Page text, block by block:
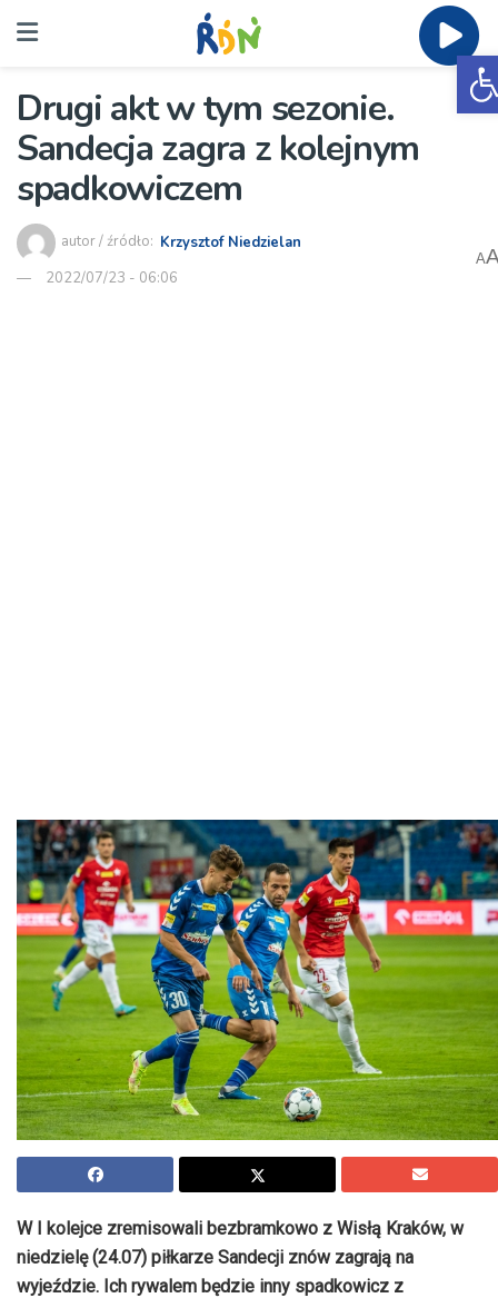
Drugi akt w tym sezonie.
Sandecja zagra z kolejnym
spadkowiczem
autor / źródło: Krzysztof Niedzielan
2022/07/23 - 06:06
A
W I kolejce zremisowali bezbramkowo z Wisłą Kraków, w
niedzielę (24.07) piłkarze Sandecji znów zagrają na
wyjeździe. Ich rywalem będzie inny spadkowicz z